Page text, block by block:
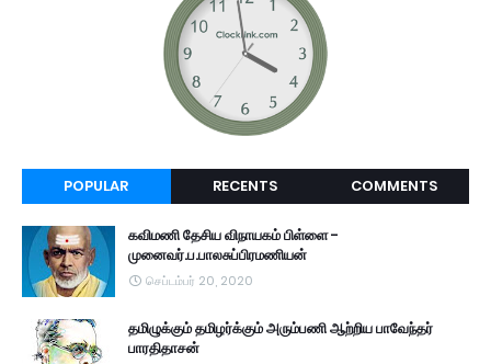
POPULAR RECENTS COMMENTS
கவிமணி தேசிய விநாயகம் பிள்ளை -
முனைவர்.ப.பாலசுப்பிரமணியன்
செப்டம்பர் 20, 2020
தமிழுக்கும் தமிழர்க்கும் அரும்பணி ஆற்றிய பாவேந்தர்
பாரதிதாசன்